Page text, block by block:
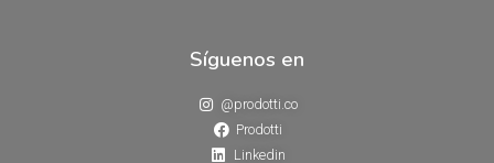
Síguenos en
@prodotti.co
Prodotti
Linkedin